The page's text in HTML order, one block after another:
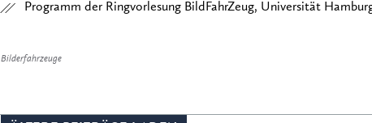
Programm der Ringvorlesung BildFahrZeug, Universität
Bilderfahrzeuge